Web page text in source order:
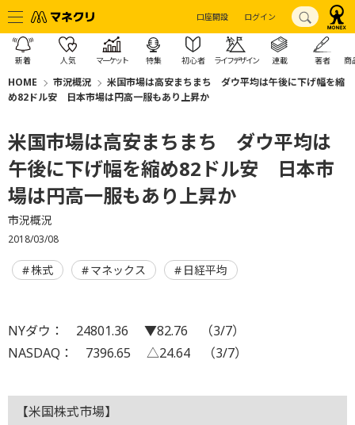
口座開設 ログイン
新着 人気 マーケット 特集 初心者 ライフデザイン 連載 著者 商
HOME 市況概況
米国市場は高安まちまち ダウ平均は午後に下げ幅を縮
め82ドル安 日本市場は円高一服もあり上昇か
米国市場は高安まちまち ダウ平均は
午後に下げ幅を縮め82ドル安 日本市
場は円高一服もあり上昇か
市況概況
2018/03/08
株式 マネックス 日経平均
NYダウ： 24801.36 ▼82.76 （3/7）
NASDAQ： 7396.65 △24.64 （3/7）
【米国株式市場】